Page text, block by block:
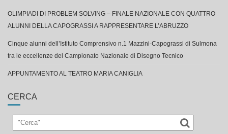
OLIMPIADI DI PROBLEM SOLVING – FINALE NAZIONALE CON QUATTRO
ALUNNI DELLA CAPOGRASSI A RAPPRESENTARE L’ABRUZZO
Cinque alunni dell’Istituto Comprensivo n.1 Mazzini-Capograssi di Sulmona
tra le eccellenze del Campionato Nazionale di Disegno Tecnico
APPUNTAMENTO AL TEATRO MARIA CANIGLIA
CERCA